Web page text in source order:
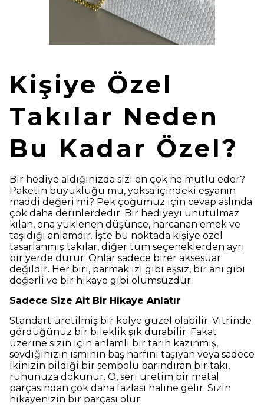
Kişiye Özel
Takılar Neden
Bu Kadar Özel?
Bir hediye aldığınızda sizi en çok ne mutlu eder?
Paketin büyüklüğü mü, yoksa içindeki eşyanın
maddi değeri mi? Pek çoğumuz için cevap aslında
çok daha derinlerdedir. Bir hediyeyi unutulmaz
kılan, ona yüklenen düşünce, harcanan emek ve
taşıdığı anlamdır. İşte bu noktada kişiye özel
tasarlanmış takılar, diğer tüm seçeneklerden ayrı
bir yerde durur. Onlar sadece birer aksesuar
değildir. Her biri, parmak izi gibi eşsiz, bir anı gibi
değerli ve bir hikaye gibi ölümsüzdür.
Sadece Size Ait Bir Hikaye Anlatır
Standart üretilmiş bir kolye güzel olabilir. Vitrinde
gördüğünüz bir bileklik şık durabilir. Fakat
üzerine sizin için anlamlı bir tarih kazınmış,
sevdiğinizin isminin baş harfini taşıyan veya sadece
ikinizin bildiği bir sembolü barındıran bir takı,
ruhunuza dokunur. O, seri üretim bir metal
parçasından çok daha fazlası haline gelir. Sizin
hikayenizin bir parçası olur.